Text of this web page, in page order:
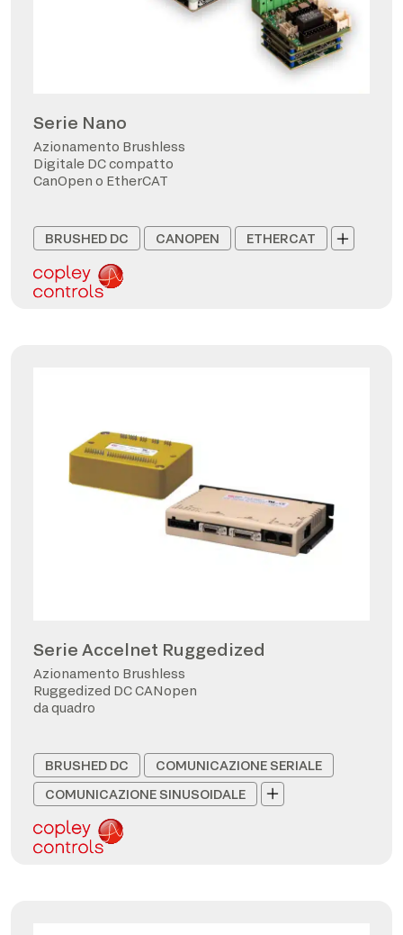
Serie Nano
Azionamento Brushless
Digitale DC compatto
CanOpen o EtherCAT
BRUSHED DC CANOPEN ETHERCAT
Serie Accelnet Ruggedized
Azionamento Brushless
Ruggedized DC CANopen
da quadro
BRUSHED DC
COMUNICAZIONE SERIALE
COMUNICAZIONE SINUSOIDALE